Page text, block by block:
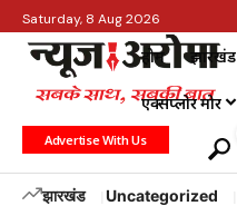
Saturday, 8 Aug 2026
होम झारखंड
एक्सप्लोर मोर
Advertise With Us
झारखंड Uncategorized